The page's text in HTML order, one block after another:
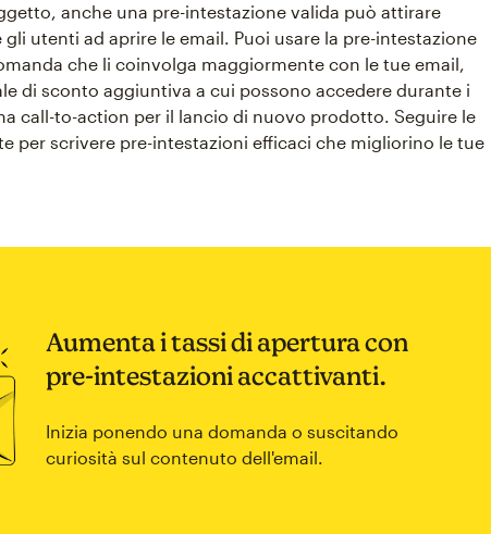
anche una pre-intestazione valida può attirare
gli utenti ad aprire le email. Puoi usare la pre-intestazione
che li coinvolga maggiormente con le tue email,
di sconto aggiuntiva a cui possono accedere durante i
call-to-action per il lancio di nuovo prodotto. Seguire le
per scrivere pre-intestazioni efficaci che migliorino le tue
Aumenta i tassi di apertura con
pre-intestazioni accattivanti.
Inizia ponendo una domanda o suscitando
curiosità sul contenuto dell'email.